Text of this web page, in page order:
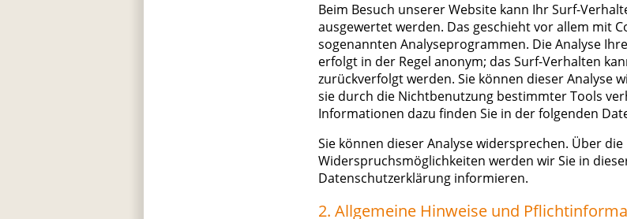
Beim Besuch unserer Website kann Ihr Surf-
ausgewertet werden. Das geschieht vor allem mit
sogenannten Analyseprogrammen. Die Analyse
erfolgt in der Regel anonym; das Surf-Verhalten
zurückverfolgt werden. Sie können dieser Analyse
sie durch die Nichtbenutzung bestimmter Tools
Informationen dazu finden Sie in der folgenden
Sie können dieser Analyse widersprechen. Über die
Widerspruchsmöglichkeiten werden wir Sie in
Datenschutzerklärung informieren.
2. Allgemeine Hinweise und